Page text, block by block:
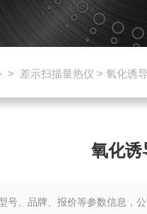
> 差示扫描量热仪 > 氧化诱
氧化诱
、品牌、报价等参数信息，